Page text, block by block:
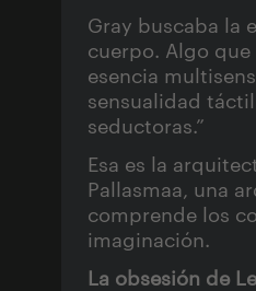
Gray buscaba la
cuerpo. Algo
esencia
sensualidad
seductoras.”
Esa es la
Pallasmaa, una
comprende los
imaginación.
La obsesión de